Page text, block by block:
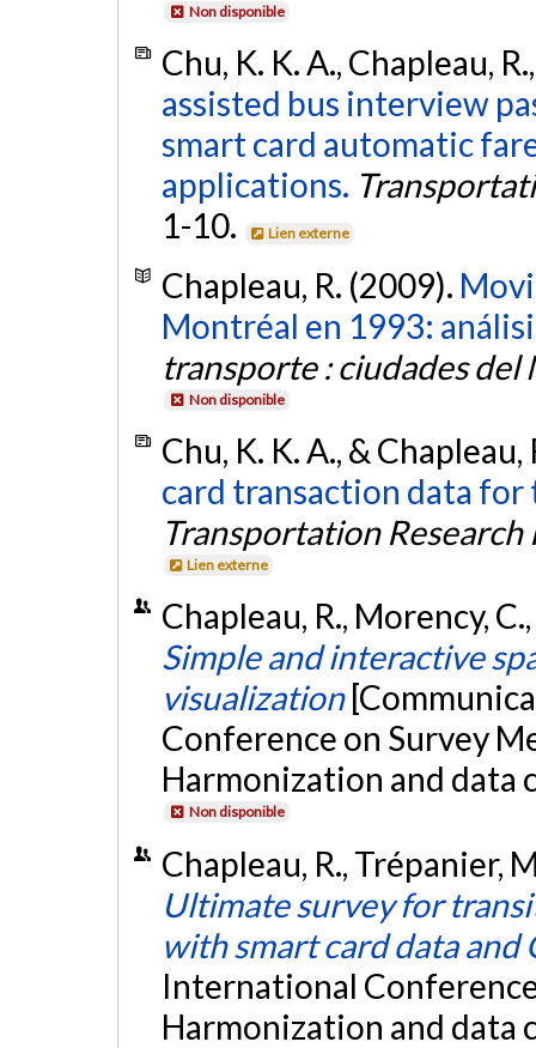
Non disponible
Chu, K. K. A., Chapleau,
assisted bus interview
smart card automatic
applications.
1-10.
Lien externe
Chapleau, R. (2009).
Montréal en 1993:
transporte : ciudades del
Non disponible
Chu, K. K. A., &
card transaction data
Transportation Research
Lien externe
Chapleau, R., Morency,
Simple and interactive
visualization
Conference on Survey
Harmonization and data
Non disponible
Chapleau, R., Trépanier,
Ultimate survey for
with smart card data and
International
Harmonization and data